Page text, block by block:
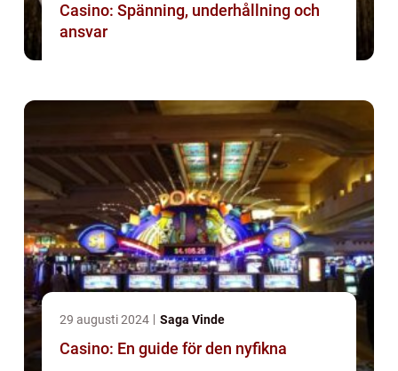
Casino: Spänning, underhållning och
ansvar
29 augusti 2024 Saga Vinde
Casino: En guide för den nyfikna